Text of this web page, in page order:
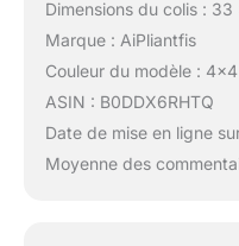
Dimensions du colis :
Marque : AiPliantfis
Couleur du modèle :
ASIN : B0DDX6RHTQ
Date de mise en ligne
Moyenne des